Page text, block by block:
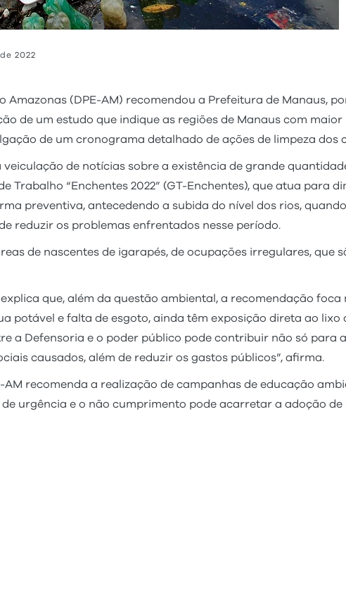
2022
Amazonas (DPE-AM) recomendou a Prefeitura de Manaus,
de um estudo que indique as regiões de Manaus com
de um cronograma detalhado de ações de limpeza dos
de notícias sobre a existência de grande
Trabalho “Enchentes 2022” (GT-Enchentes), que atua para
preventiva, antecedendo a subida do nível dos rios,
reduzir os problemas enfrentados nesse período.
de nascentes de igarapés, de ocupações irregulares, que
que, além da questão ambiental, a recomendação foca
potável e falta de esgoto, ainda têm exposição direta ao
a Defensoria e o poder público pode contribuir não só para
causados, além de reduzir os gastos públicos”, afirma.
AM recomenda a realização de campanhas de educação
urgência e o não cumprimento pode acarretar a adoção